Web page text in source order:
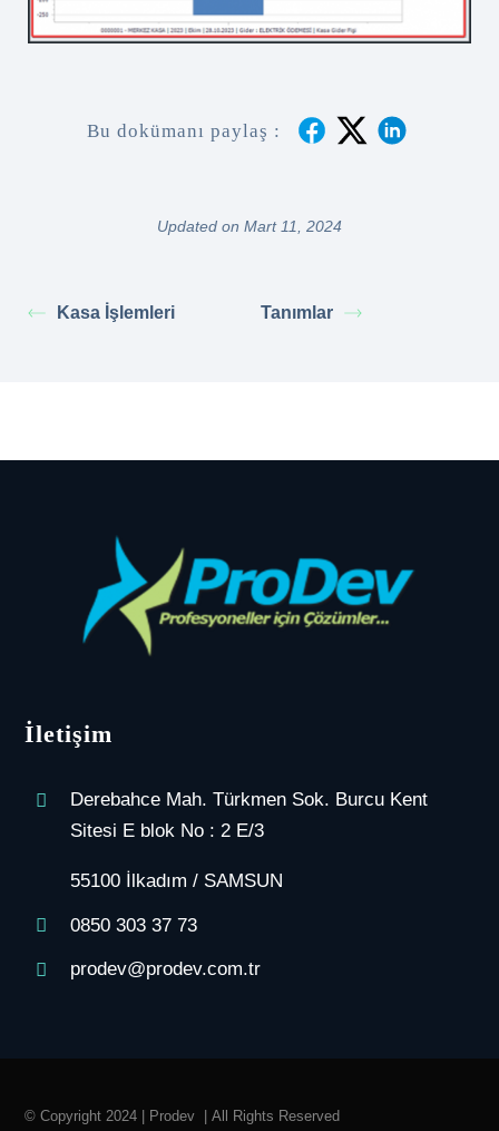
Bu dokümanı paylaş :
Updated on Mart 11, 2024
Kasa İşlemleri Tanımlar
İletişim
Derebahce Mah. Türkmen Sok. Burcu Kent
Sitesi E blok No : 2 E/3
55100 İlkadım / SAMSUN
0850 303 37 73
prodev@prodev.com.tr
© Copyright 2024 | Prodev | All Rights Reserved